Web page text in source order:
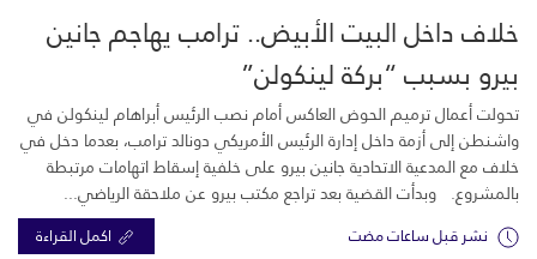
خلاف داخل البيت الأبيض.. ترامب يهاجم جانين
بيرو بسبب “بركة لينكولن”
تحولت أعمال ترميم الحوض العاكس أمام نصب الرئيس أبراهام لينكولن في
واشنطن إلى أزمة داخل إدارة الرئيس الأمريكي دونالد ترامب، بعدما دخل في
خلاف مع المدعية الاتحادية جانين بيرو على خلفية إسقاط اتهامات مرتبطة
بالمشروع. وبدأت القضية بعد تراجع مكتب بيرو عن ملاحقة الرياضي...
نشر قبل ساعات مضت اكمل القراءة